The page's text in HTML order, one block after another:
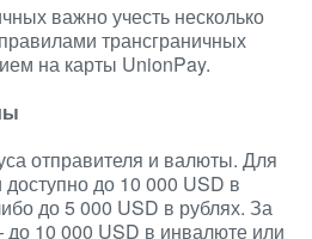
важно учесть несколько
трансграничных
на карты UnionPay.
отправителя и валюты. Для
до 10 000 USD в
до 5 000 USD в рублях. За
10 000 USD в инвалюте или